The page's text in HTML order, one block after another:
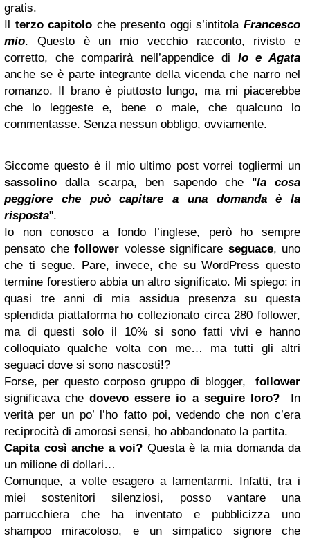
gratis.
Il terzo capitolo che presento oggi s’intitolaFrancesco
mio. Questo è un mio vecchio racconto, rivisto e
corretto, che comparirà nell’appendice di Io e Agata
anche se è parte integrante della vicenda che narro nel
romanzo. Il brano è piuttosto lungo, ma mi piacerebbe
che lo leggeste e, bene o male, che qualcuno lo
commentasse. Senza nessun obbligo, ovviamente.
Siccome questo è il mio ultimo post vorrei togliermi un
sassolino dalla scarpa, ben sapendo che "la cosa
peggiore che può capitare a una domanda è la
risposta".
Io non conosco a fondo l’inglese, però ho sempre
pensato che follower volesse significare seguace, uno
che ti segue. Pare, invece, che su WordPress questo
termine forestiero abbia un altro significato. Mi spiego: in
quasi tre anni di mia assidua presenza su questa
splendida piattaforma ho collezionato circa 280 follower,
ma di questi solo il 10% si sono fatti vivi e hanno
colloquiato qualche volta con me… ma tutti gli altri
seguaci dove si sono nascosti!?
Forse, per questo corposo gruppo di blogger, follower
significava chedovevo essere io a seguire loro?In
verità per un po’ l’ho fatto poi, vedendo che non c’era
reciprocità di amorosi sensi, ho abbandonato la partita.
Capita così anche a voi? Questa è la mia domanda da
un milione di dollari…
Comunque, a volte esagero a lamentarmi. Infatti, tra i
miei sostenitori silenziosi, posso vantare una
parrucchiera che ha inventato e pubblicizza uno
shampoo miracoloso, e un simpatico signore che